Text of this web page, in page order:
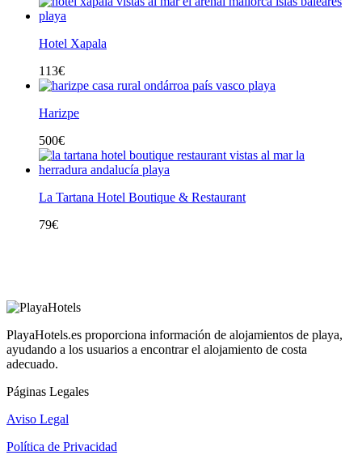
Hotel Xapala
113€
Harizpe
500€
La Tartana Hotel Boutique & Restaurant
79€
PlayaHotels.es proporciona información de alojamientos de playa,
ayudando a los usuarios a encontrar el alojamiento de costa
adecuado.
Páginas Legales
Aviso Legal
Política de Privacidad